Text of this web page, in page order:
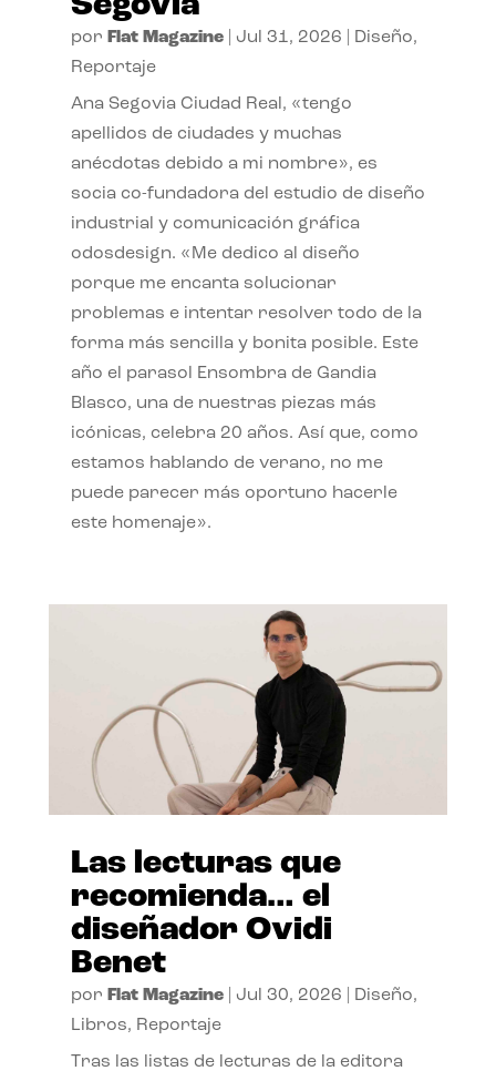
por Flat Magazine| Jul 31, 2026 Diseño,
Reportaje
Ana Segovia Ciudad Real, «tengo
apellidos de ciudades y muchas
anécdotas debido a mi nombre», es
socia co-fundadora del estudio de diseño
industrial y comunicación gráfica
odosdesign. «Me dedico al diseño
porque me encanta solucionar
problemas e intentar resolver todo de la
forma más sencilla y bonita posible. Este
año el parasol Ensombra de Gandia
Blasco, una de nuestras piezas más
icónicas, celebra 20 años. Así que, como
estamos hablando de verano, no me
puede parecer más oportuno hacerle
este homenaje».
Las lecturas que
recomienda… el
diseñador Ovidi
Benet
por Flat Magazine| Jul 30, 2026 Diseño,
Libros, Reportaje
Tras las listas de lecturas de la editora